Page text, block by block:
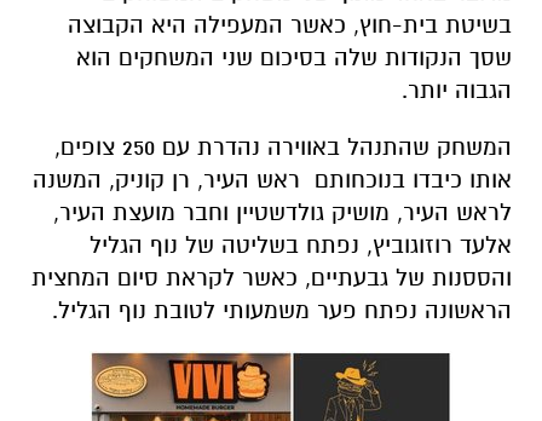
המשחק שהתנהל באווירה נהדרת עם 250 צופים,
אותו כיבדו בנוכחותם ראש העיר, רן קוניק, המשנה
לראש העיר, מושיק גולדשטיין וחבר מועצת העיר,
והססנות של גבעתיים, כאשר לקראת סיום המחצית
הראשונה נפתח פער משמעותי לטובת נוף הגליל.